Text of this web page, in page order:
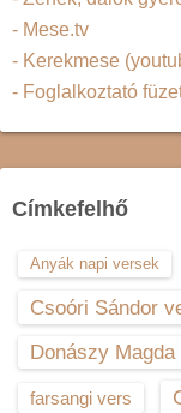
- Mese.tv
- Kerekmese
- Foglalkoztató
Címkefelhő
Anyák napi versek
Csoóri Sándor
Donászy
farsangi vers